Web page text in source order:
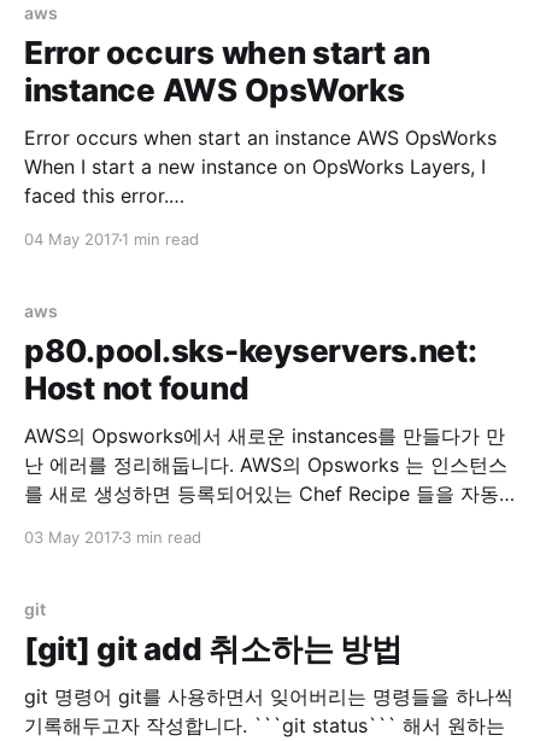
'apt-get -f install'
aws
Error occurs when start an
instance AWS OpsWorks
Error occurs when start an instance AWS OpsWorks
When I start a new instance on OpsWorks Layers, I
faced this error.
=====================================
/var/lib/aws/opsworks/cache.stage2/cookbooks/aws
/resources/cloudwatch.rb
=====================================
=====================================
====== NoMethodError ------------- undefined
method `property' for
#&lt;Class:0x007f511b6ee538&gt; Cookbook
04 May 20171 min read
aws
p80.pool.sks-keyservers.net:
Host not found
AWS의 Opsworks에서 새로운 instances를 만들다가 만
난 에러를 정리해둡니다. AWS의 Opsworks 는 인스턴스
를 새로 생성하면 등록되어있는 Chef Recipe 들을 자동
로 생성하고, 그 Instance에 하나의 App 을 배포하려고
다. 그런데 갑자기 에러가 발생해서 로그를 봤더니 이런
로그가 있었습니다. Mixlib::ShellOut:
03 May 20173 min read
git
[git] git add 취소하는 방법
git 명령어 git를 사용하면서 잊어버리는 명령들을 하나씩
기록해두고자 작성합니다. ```git status``` 해서 원하는